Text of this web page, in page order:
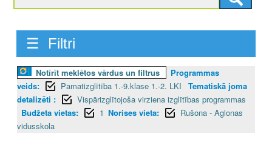
☰ Filtri
Notīrīt meklētos vārdus un filtrus
Programmas
veids:
Pamatizglītība 1.-9.klase 1.-2. LKI
Tematiskā joma
detalizēti :
Vispārizglītojoša virziena izglītības programmas
Budžeta vietas:
1 Norises vieta:
Rušona - Aglonas
vidusskola